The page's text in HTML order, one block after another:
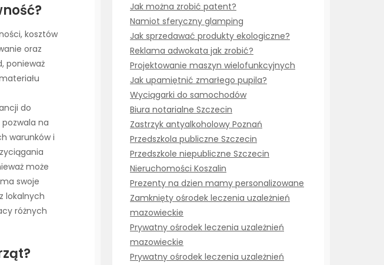
kosztów
oraz
ponieważ
do
na
warunków i
może
swoje
lokalnych
różnych
Jak można zrobić patent?
Namiot sferyczny glamping
Jak sprzedawać produkty ekologiczne?
Reklama adwokata jak zrobić?
Projektowanie maszyn wielofunkcyjnych
Jak upamiętnić zmarłego pupila?
Wyciągarki do samochodów
Biura notarialne Szczecin
Zastrzyk antyalkoholowy Poznań
Przedszkola publiczne Szczecin
Przedszkole niepubliczne Szczecin
Nieruchomości Koszalin
Prezenty na dzien mamy personalizowane
Zamknięty ośrodek leczenia uzależnień
mazowieckie
Prywatny ośrodek leczenia uzależnień
mazowieckie
Prywatny ośrodek leczenia uzależnień